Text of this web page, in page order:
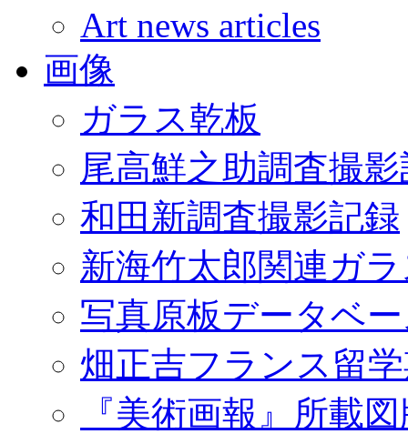
Art news articles
画像
ガラス乾板
尾高鮮之助調査撮
和田新調査撮影記録
新海竹太郎関連ガ
写真原板データベ
畑正吉フランス留
『美術画報』所載